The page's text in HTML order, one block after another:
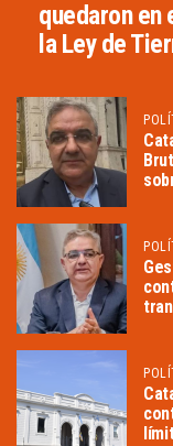
quedaron en
la Ley de